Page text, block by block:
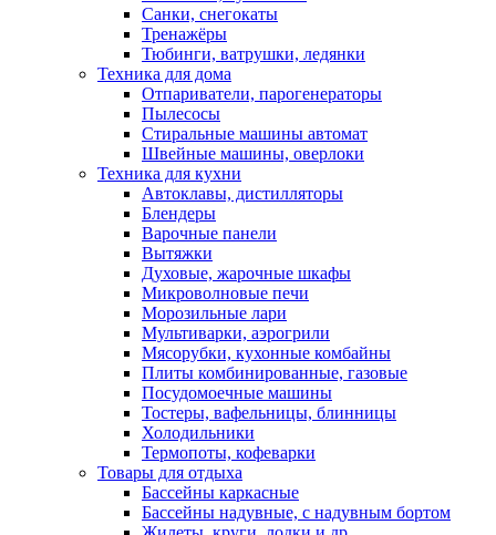
Санки, снегокаты
Тренажёры
Тюбинги, ватрушки, ледянки
Техника для дома
Отпариватели, парогенераторы
Пылесосы
Стиральные машины автомат
Швейные машины, оверлоки
Техника для кухни
Автоклавы, дистилляторы
Блендеры
Варочные панели
Вытяжки
Духовые, жарочные шкафы
Микроволновые печи
Морозильные лари
Мультиварки, аэрогрили
Мясорубки, кухонные комбайны
Плиты комбинированные, газовые
Посудомоечные машины
Тостеры, вафельницы, блинницы
Холодильники
Термопоты, кофеварки
Товары для отдыха
Бассейны каркасные
Бассейны надувные, с надувным бортом